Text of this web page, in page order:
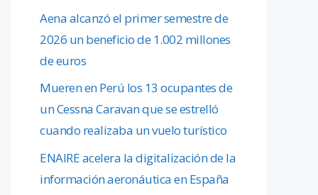
Aena alcanzó el primer semestre de
2026 un beneficio de 1.002 millones
de euros
Mueren en Perú los 13 ocupantes de
un Cessna Caravan que se estrelló
cuando realizaba un vuelo turístico
ENAIRE acelera la digitalización de la
información aeronáutica en España